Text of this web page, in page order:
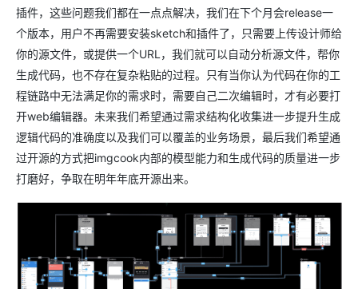
插件，这些问题我们都在一点点解决，我们在下个月会release一
个版本，用户不再需要安装sketch和插件了，只需要上传设计师给
你的源文件，或提供一个URL，我们就可以自动分析源文件，帮你
生成代码，也不存在复杂粘贴的过程。只有当你认为代码在你的工
程链路中无法满足你的需求时，需要自己二次编辑时，才有必要打
开web编辑器。未来我们希望通过需求结构化收集进一步提升生成
逻辑代码的准确度以及我们可以覆盖的业务场景，最后我们希望通
过开源的方式把imgcook内部的模型能力和生成代码的质量进一步
打磨好，争取在明年年底开源出来。